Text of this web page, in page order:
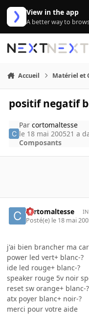
Aller au contenu
View in the app
A better way to
Accueil Matériel et
positif negatif
Parcortomaltesse
le 18 mai 200521 a
Composants
cortomaltesse
Posté(e) le 18 mai
j'ai bien brancher ma
power led vert+ blanc-?
ide led rouge+ blanc-?
speaker rouge 5v noir
reset sw orange+ blanc-?
atx poyer blanc+ noir-?
merci pour votre aide